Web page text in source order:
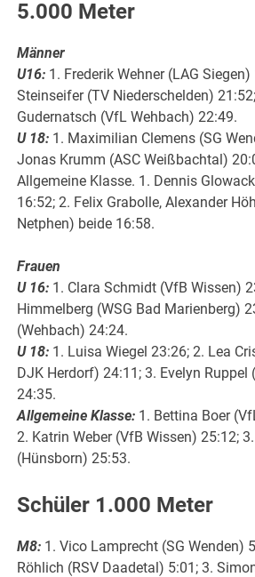
5.000 Meter
Männer
U16: 1. Frederik Wehner (LAG
Steinseifer (TV Niederschelden)
Gudernatsch (VfL Wehbach) 22:49.
U 18: 1. Maximilian Clemens (SG
Jonas Krumm (ASC Weißbachtal)
Allgemeine Klasse. 1. Dennis
16:52; 2. Felix Grabolle, Alexander
Netphen) beide 16:58.
Frauen
U 16: 1. Clara Schmidt (VfB Wissen)
Himmelberg (WSG Bad Marienberg)
(Wehbach) 24:24.
U 18: 1. Luisa Wiegel 23:26; 2. Lea
DJK Herdorf) 24:11; 3. Evelyn Ruppel
24:35.
Allgemeine Klasse: 1. Bettina Boer
2. Katrin Weber (VfB Wissen) 25:12;
(Hünsborn) 25:53.
Schüler 1.000 Meter
M8: 1. Vico Lamprecht (SG Wenden)
Röhlich (RSV Daadetal) 5:01; 3.